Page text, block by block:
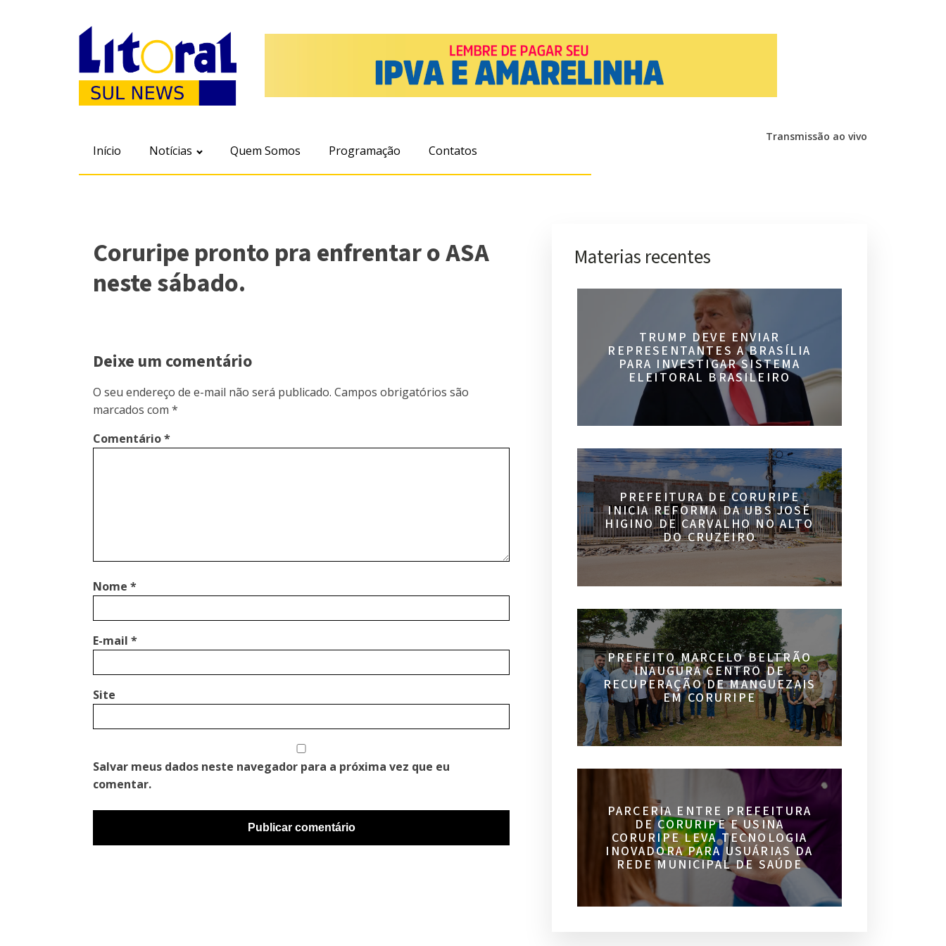
Início Notícias Quem Somos Programação Contatos
Transmissão ao vivo
Coruripe pronto pra enfrentar o ASA
neste sábado.
Deixe um comentário
O seu endereço de e-mail não será publicado. Campos obrigatórios são
marcados com *
Comentário*
Nome *
E-mail *
Site
Salvar meus dados neste navegador para a próxima vez que eu
comentar.
Materias recentes
TRUMP DEVE ENVIAR
REPRESENTANTES A BRASÍLIA
PARA INVESTIGAR SISTEMA
ELEITORAL BRASILEIRO
PREFEITURA DE CORURIPE
INICIA REFORMA DA UBS JOSÉ
HIGINO DE CARVALHO NO ALTO
DO CRUZEIRO
PREFEITO MARCELO BELTRÃO
INAUGURA CENTRO DE
RECUPERAÇÃO DE MANGUEZAIS
EM CORURIPE
PARCERIA ENTRE PREFEITURA
DE CORURIPE E USINA
CORURIPE LEVA TECNOLOGIA
INOVADORA PARA USUÁRIAS DA
REDE MUNICIPAL DE SAÚDE